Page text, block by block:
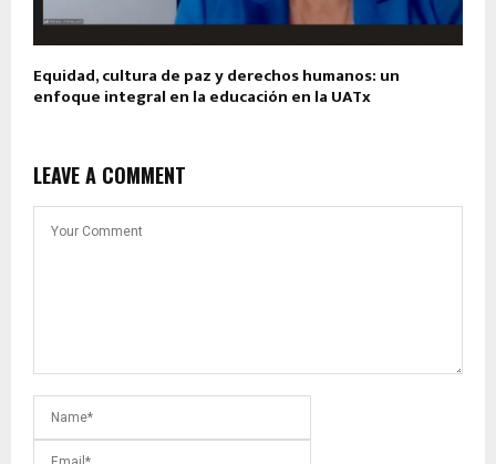
Equidad, cultura de paz y derechos humanos: un
enfoque integral en la educación en la UATx
LEAVE A COMMENT